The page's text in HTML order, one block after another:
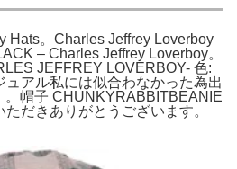
Hats。Charles Jeffrey Loverboy
– Charles Jeffrey Loverboy。
JEFFREY LOVERBOY- 色:
ュアル私には似合わなかった為出
。帽子 CHUNKYRABBITBEANIE
だきありがとうございます。